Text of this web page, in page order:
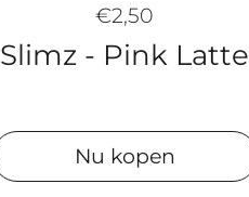
€2,50
Slimz - Pink Latte
Nu kopen